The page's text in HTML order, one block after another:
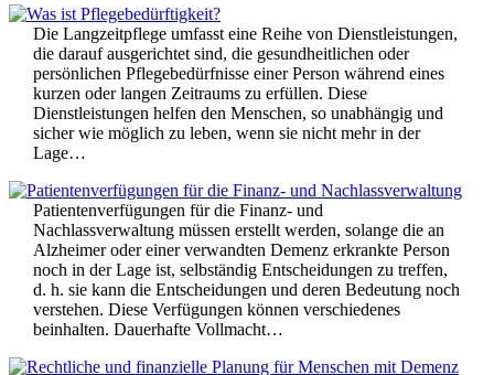
Die Langzeitpflege umfasst eine Reihe von Dienstleistungen,
die darauf ausgerichtet sind, die gesundheitlichen oder
persönlichen Pflegebedürfnisse einer Person während eines
kurzen oder langen Zeitraums zu erfüllen. Diese
Dienstleistungen helfen den Menschen, so unabhängig und
sicher wie möglich zu leben, wenn sie nicht mehr in der
Lage…
Patientenverfügungen für die Finanz- und
Nachlassverwaltung müssen erstellt werden, solange die an
Alzheimer oder einer verwandten Demenz erkrankte Person
noch in der Lage ist, selbständig Entscheidungen zu treffen,
d. h. sie kann die Entscheidungen und deren Bedeutung noch
verstehen. Diese Verfügungen können verschiedenes
beinhalten. Dauerhafte Vollmacht…